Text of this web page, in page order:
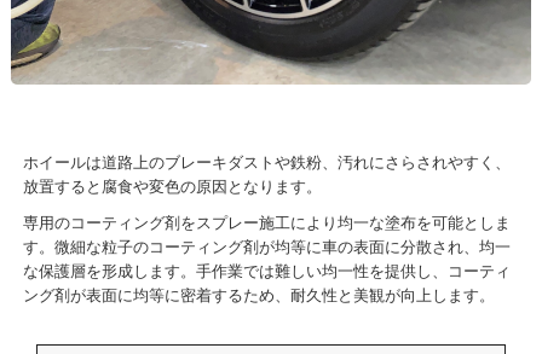
ホイールは道路上のブレーキダストや鉄粉、汚れにさらされやすく、
放置すると腐食や変色の原因となります。
専用のコーティング剤をスプレー施工により均一な塗布を可能としま
す。微細な粒子のコーティング剤が均等に車の表面に分散され、均一
な保護層を形成します。手作業では難しい均一性を提供し、コーティ
ング剤が表面に均等に密着するため、耐久性と美観が向上します。